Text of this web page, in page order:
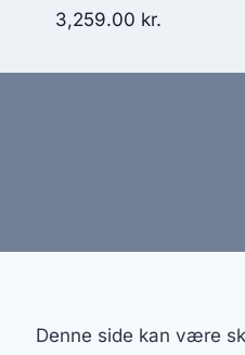
3,259.00 kr.
Denne side kan være